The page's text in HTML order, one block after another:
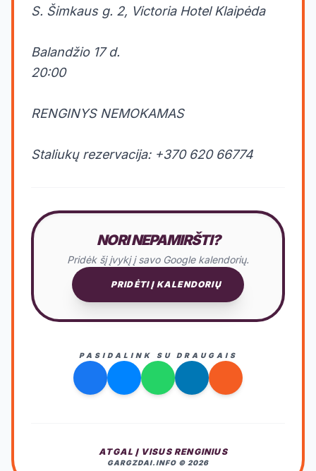
S. Šimkaus g. 2, Victoria Hotel Klaipėda
Balandžio 17 d.
20:00
RENGINYS NEMOKAMAS
Staliukų rezervacija: +370 620 66774
NORI NEPAMIRŠTI?
Pridėk šį įvykį į savo Google kalendorių.
PRIDĖTI Į KALENDORIŲ
PASIDALINK SU DRAUGAIS
ATGAL Į VISUS RENGINIUS
GARGZDAI.INFO © 2026